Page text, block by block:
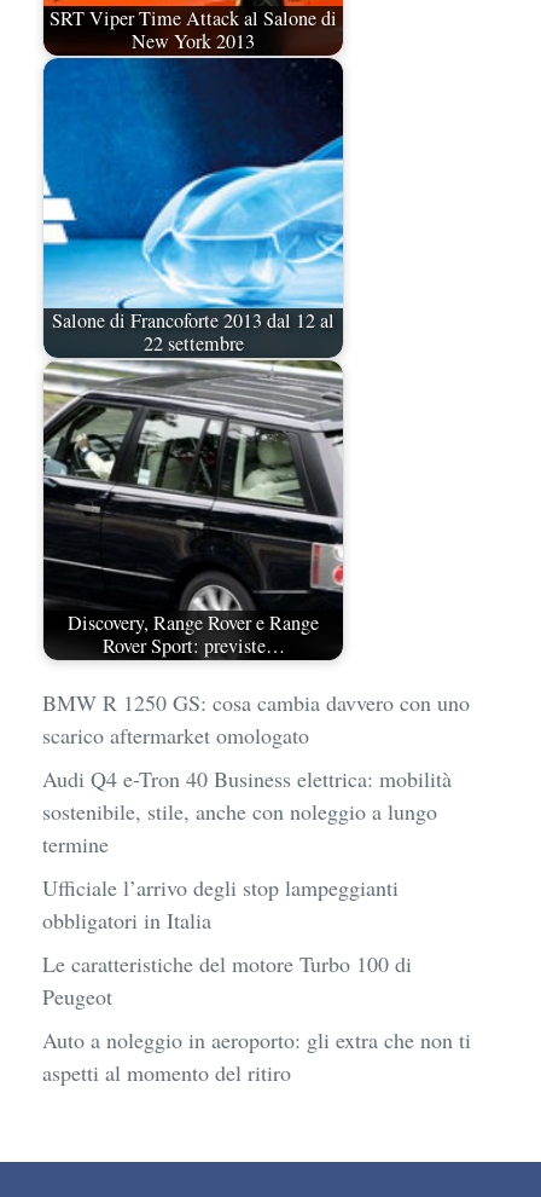
SRT Viper Time Attack al Salone di
New York 2013
Salone di Francoforte 2013 dal 12 al
22 settembre
Discovery, Range Rover e Range
Rover Sport: previste…
BMW R 1250 GS: cosa cambia davvero con uno
scarico aftermarket omologato
Audi Q4 e-Tron 40 Business elettrica: mobilità
sostenibile, stile, anche con noleggio a lungo
termine
Ufficiale l’arrivo degli stop lampeggianti
obbligatori in Italia
Le caratteristiche del motore Turbo 100 di
Peugeot
Auto a noleggio in aeroporto: gli extra che non ti
aspetti al momento del ritiro